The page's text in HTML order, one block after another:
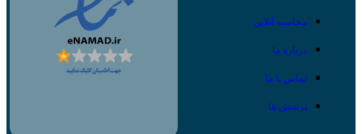
محاسبه آنلاین
درباره ما
تماس با ما
پرسش ها